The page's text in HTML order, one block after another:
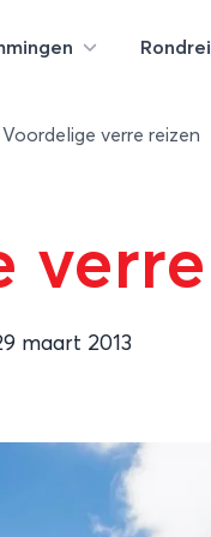
Voordelige verre reizen
maart 2013